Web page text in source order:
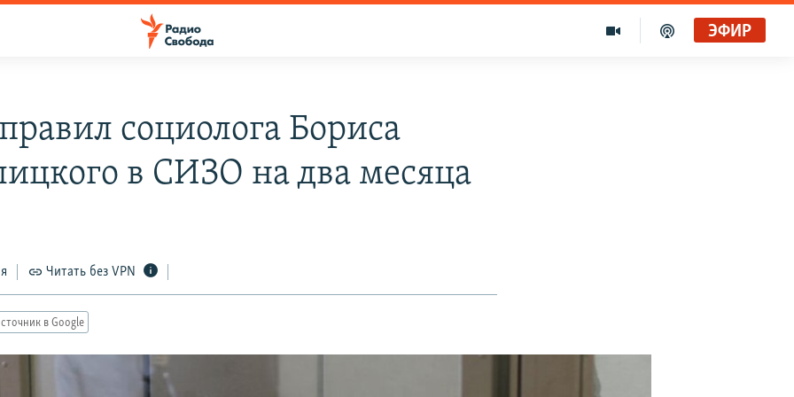
ЭФИР
социолога Бориса
в СИЗО на два месяца
Читать без VPN
в Google